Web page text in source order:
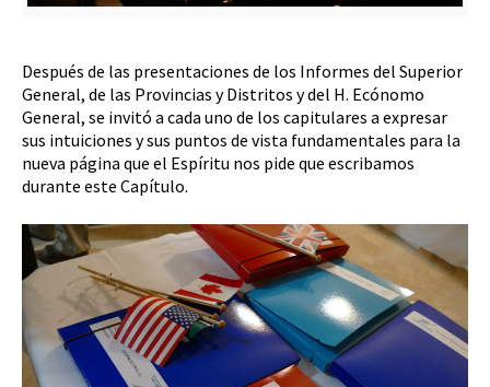
Después de las presentaciones de los Informes del Superior
General, de las Provincias y Distritos y del H. Ecónomo
General, se invitó a cada uno de los capitulares a expresar
sus intuiciones y sus puntos de vista fundamentales para la
nueva página que el Espíritu nos pide que escribamos
durante este Capítulo.